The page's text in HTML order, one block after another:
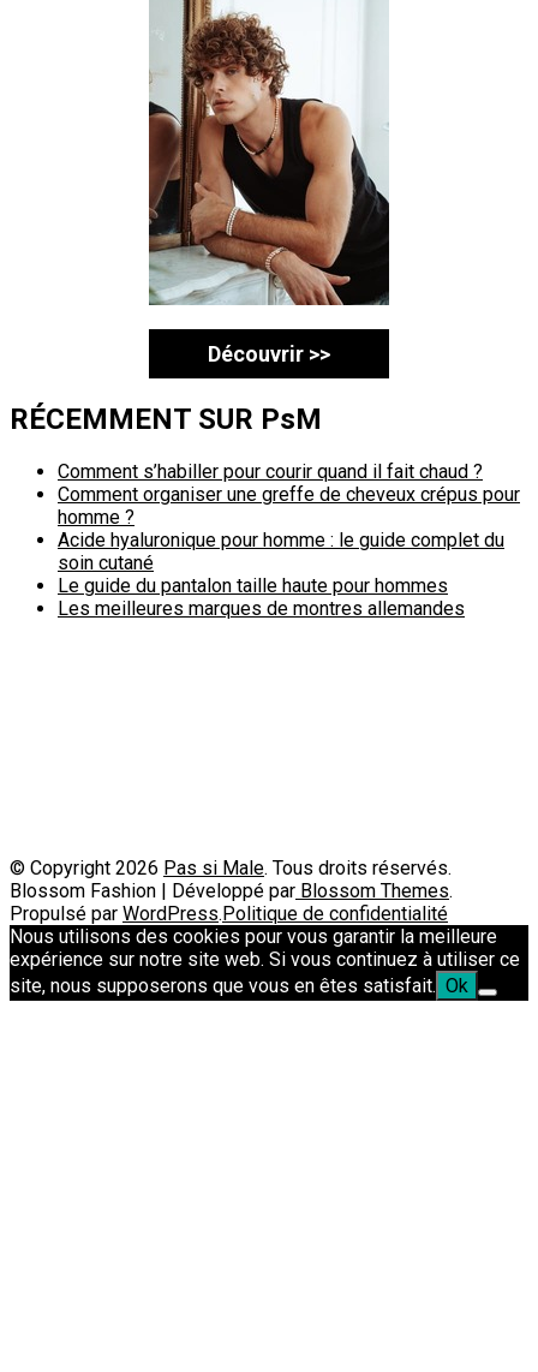
Découvrir >>
RÉCEMMENT SUR PsM
Comment s’habiller pour courir quand il fait chaud ?
Comment organiser une greffe de cheveux crépus pour
homme ?
Acide hyaluronique pour homme : le guide complet du
soin cutané
Le guide du pantalon taille haute pour hommes
Les meilleures marques de montres allemandes
© Copyright 2026 Pas si Male. Tous droits réservés.
Blossom Fashion | Développé par Blossom Themes.
Propulsé par WordPress. Politique de confidentialité
Nous utilisons des cookies pour vous garantir la meilleure
expérience sur notre site web. Si vous continuez à utiliser ce
site, nous supposerons que vous en êtes satisfait. Ok